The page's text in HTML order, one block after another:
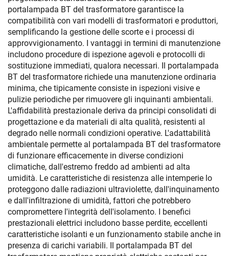
portalampada BT del trasformatore garantisce la
compatibilità con vari modelli di trasformatori e produttori,
semplificando la gestione delle scorte e i processi di
approvvigionamento. I vantaggi in termini di manutenzione
includono procedure di ispezione agevoli e protocolli di
sostituzione immediati, qualora necessari. Il portalampada
BT del trasformatore richiede una manutenzione ordinaria
minima, che tipicamente consiste in ispezioni visive e
pulizie periodiche per rimuovere gli inquinanti ambientali.
L'affidabilità prestazionale deriva da principi consolidati di
progettazione e da materiali di alta qualità, resistenti al
degrado nelle normali condizioni operative. L'adattabilità
ambientale permette al portalampada BT del trasformatore
di funzionare efficacemente in diverse condizioni
climatiche, dall'estremo freddo ad ambienti ad alta
umidità. Le caratteristiche di resistenza alle intemperie lo
proteggono dalle radiazioni ultraviolette, dall'inquinamento
e dall'infiltrazione di umidità, fattori che potrebbero
compromettere l'integrità dell'isolamento. I benefici
prestazionali elettrici includono basse perdite, eccellenti
caratteristiche isolanti e un funzionamento stabile anche in
presenza di carichi variabili. Il portalampada BT del